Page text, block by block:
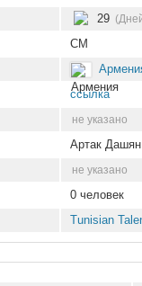
29
CM
ссылка
не указано
Артак Дашян
не указано
0 человек
Tunisian